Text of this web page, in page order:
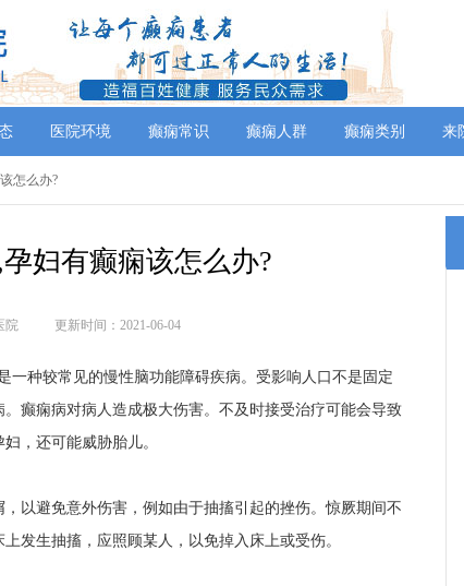
医院环境 癫痫常识 癫痫人群 癫痫类别 来
怎么办?
妇有癫痫该怎么办?
院 更新时间：2021-06-04
种较常见的慢性脑功能障碍疾病。受影响人口不是固定
癫痫病对病人造成极大伤害。不及时接受治疗可能会导致
，还可能威胁胎儿。
以避免意外伤害，例如由于抽搐引起的挫伤。惊厥期间不
发生抽搐，应照顾某人，以免掉入床上或受伤。